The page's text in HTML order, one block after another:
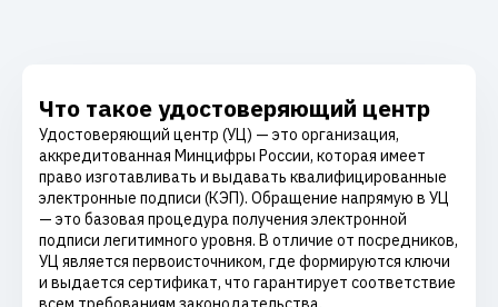
Что такое удостоверяющий центр
Удостоверяющий центр (УЦ) — это организация,
аккредитованная Минцифры России, которая имеет
право изготавливать и выдавать квалифицированные
электронные подписи (КЭП). Обращение напрямую в УЦ
— это базовая процедура получения электронной
подписи легитимного уровня. В отличие от посредников,
УЦ является первоисточником, где формируются ключи
и выдается сертификат, что гарантирует соответствие